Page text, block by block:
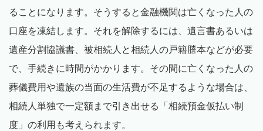
ることになります。そうすると金融機関は亡くなった人の
口座を凍結します。それを解除するには、遺言書あるいは
遺産分割協議書、被相続人と相続人の戸籍謄本などが必要
で、手続きに時間がかかります。その間に亡くなった人の
葬儀費用や遺族の当面の生活費が不足するような場合は、
相続人単独で一定額まで引き出せる「相続預金仮払い制
度」の利用も考えられます。